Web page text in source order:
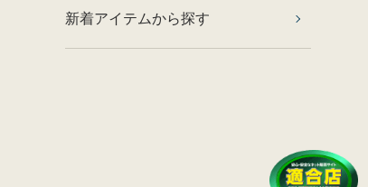
新着アイテムから探す